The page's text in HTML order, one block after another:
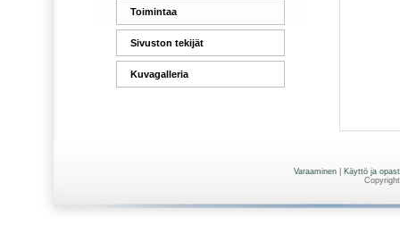
Toimintaa
Sivuston tekijät
Kuvagalleria
Varaaminen
Käyttö ja